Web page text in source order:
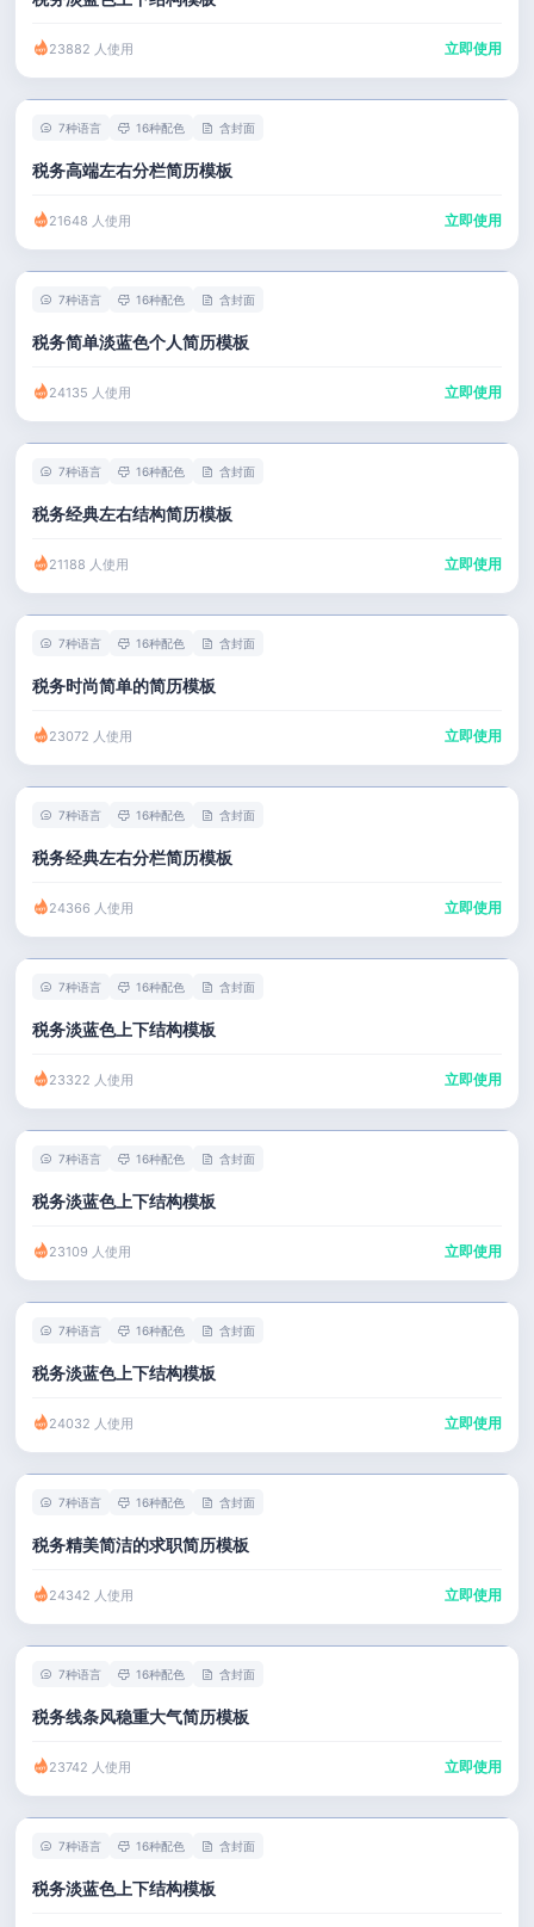
23882 人使用 立即使用
7种语言 16种配色 含封面
税务高端左右分栏简历模板
21648 人使用 立即使用
7种语言 16种配色 含封面
税务简单淡蓝色个人简历模板
24135 人使用 立即使用
7种语言 16种配色 含封面
税务经典左右结构简历模板
21188 人使用 立即使用
7种语言 16种配色 含封面
税务时尚简单的简历模板
23072 人使用 立即使用
7种语言 16种配色 含封面
税务经典左右分栏简历模板
24366 人使用 立即使用
7种语言 16种配色 含封面
税务淡蓝色上下结构模板
23322 人使用 立即使用
7种语言 16种配色 含封面
税务淡蓝色上下结构模板
23109 人使用 立即使用
7种语言 16种配色 含封面
税务淡蓝色上下结构模板
24032 人使用 立即使用
7种语言 16种配色 含封面
税务精美简洁的求职简历模板
24342 人使用 立即使用
7种语言 16种配色 含封面
税务线条风稳重大气简历模板
23742 人使用 立即使用
7种语言 16种配色 含封面
税务淡蓝色上下结构模板